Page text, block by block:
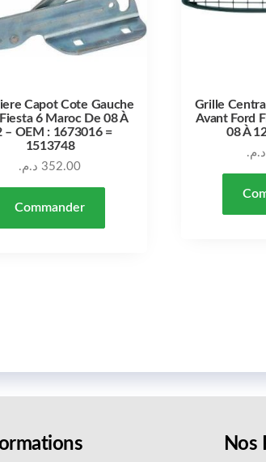
Capot Cote Gauche
6 Maroc De 08 À
– OEM : 1673016 =
1513748
352.00 د.م.
Commander
Grille
Avant Ford
08 À
د.م.
Nos